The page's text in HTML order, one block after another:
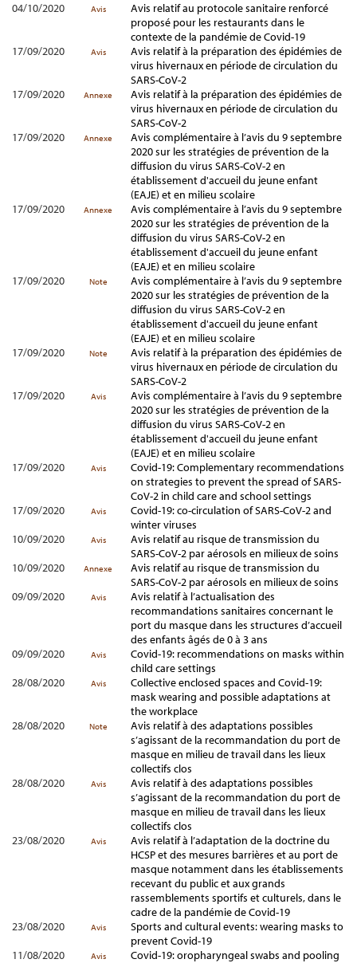
04/10/2020
Avis
Avis relatif au protocole sanitaire renforcé
proposé pour les restaurants dans le
contexte de la pandémie de Covid-19
17/09/2020
Avis
Avis relatif à la préparation des épidémies de
virus hivernaux en période de circulation du
SARS-CoV-2
17/09/2020
Annexe
Avis relatif à la préparation des épidémies de
virus hivernaux en période de circulation du
SARS-CoV-2
17/09/2020
Annexe
Avis complémentaire à l’avis du 9 septembre
2020 sur les stratégies de prévention de la
diffusion du virus SARS-CoV-2 en
établissement d'accueil du jeune enfant
(EAJE) et en milieu scolaire
17/09/2020
Annexe
Avis complémentaire à l’avis du 9 septembre
2020 sur les stratégies de prévention de la
diffusion du virus SARS-CoV-2 en
établissement d'accueil du jeune enfant
(EAJE) et en milieu scolaire
17/09/2020
Note
Avis complémentaire à l’avis du 9 septembre
2020 sur les stratégies de prévention de la
diffusion du virus SARS-CoV-2 en
établissement d'accueil du jeune enfant
(EAJE) et en milieu scolaire
17/09/2020
Note
Avis relatif à la préparation des épidémies de
virus hivernaux en période de circulation du
SARS-CoV-2
17/09/2020
Avis
Avis complémentaire à l’avis du 9 septembre
2020 sur les stratégies de prévention de la
diffusion du virus SARS-CoV-2 en
établissement d'accueil du jeune enfant
(EAJE) et en milieu scolaire
17/09/2020
Avis
Covid-19: Complementary recommendations
on strategies to prevent the spread of SARS-
CoV-2 in child care and school settings
17/09/2020
Avis
Covid-19: co-circulation of SARS-CoV-2 and
winter viruses
10/09/2020
Avis
Avis relatif au risque de transmission du
SARS-CoV-2 par aérosols en milieux de soins
10/09/2020
Annexe
Avis relatif au risque de transmission du
SARS-CoV-2 par aérosols en milieux de soins
09/09/2020
Avis
Avis relatif à l’actualisation des
recommandations sanitaires concernant le
port du masque dans les structures d’accueil
des enfants âgés de 0 à 3 ans
09/09/2020
Avis
Covid-19: recommendations on masks within
child care settings
28/08/2020
Avis
Collective enclosed spaces and Covid-19:
mask wearing and possible adaptations at
the workplace
28/08/2020
Note
Avis relatif à des adaptations possibles
s’agissant de la recommandation du port de
masque en milieu de travail dans les lieux
collectifs clos
28/08/2020
Avis
Avis relatif à des adaptations possibles
s’agissant de la recommandation du port de
masque en milieu de travail dans les lieux
collectifs clos
23/08/2020
Avis
Avis relatif à l’adaptation de la doctrine du
HCSP et des mesures barrières et au port de
masque notamment dans les établissements
recevant du public et aux grands
rassemblements sportifs et culturels, dans le
cadre de la pandémie de Covid-19
23/08/2020
Avis
Sports and cultural events: wearing masks to
prevent Covid-19
11/08/2020
Avis
Covid-19: oropharyngeal swabs and pooling